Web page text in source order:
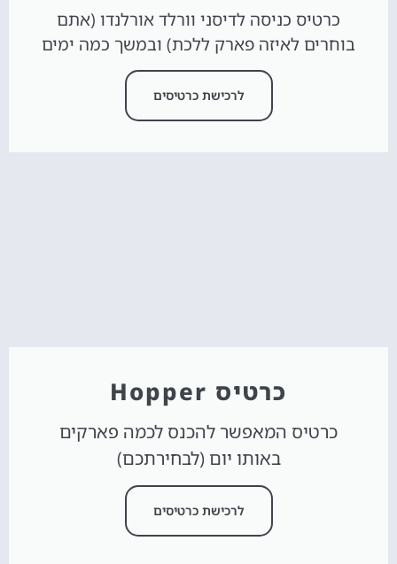
כרטיס כניסה לדיסני וורלד אורלנדו (אתם
בוחרים לאיזה פארק ללכת) ובמשך כמה ימים
לרכישת כרטיסים
כרטיס Hopper
כרטיס המאפשר להכנס לכמה פארקים
באותו יום (לבחירתכם)
לרכישת כרטיסים